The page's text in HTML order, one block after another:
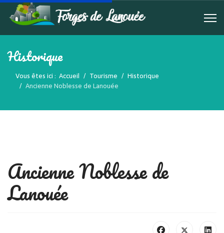
Historique
Vous êtes ici : Accueil Tourisme
Historique
Ancienne Noblesse de Lanouée
Ancienne Noblesse de
Lanouée